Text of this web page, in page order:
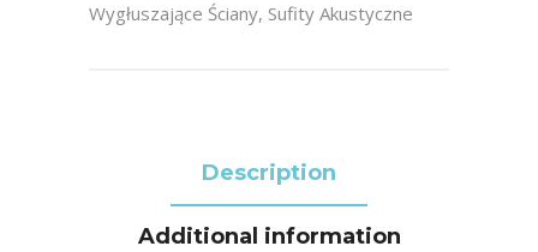
Wygłuszające Ściany, Sufity Akustyczne
Description
Additional information